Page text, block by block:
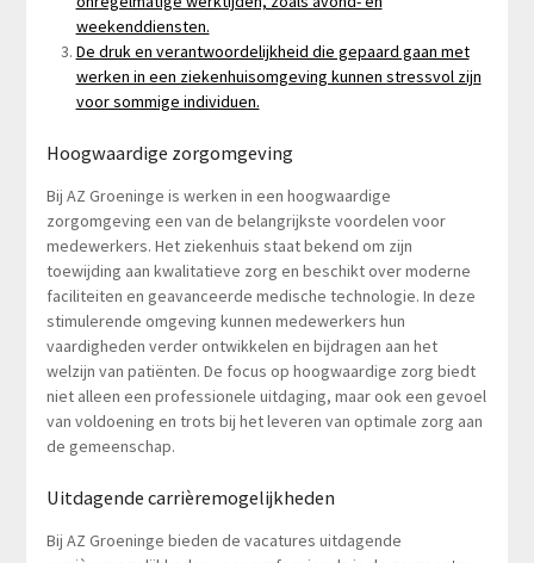
weekenddiensten.
De druk en verantwoordelijkheid die gepaard gaan met
werken in een ziekenhuisomgeving kunnen stressvol zijn
voor sommige individuen.
Hoogwaardige zorgomgeving
Bij AZ Groeninge is werken in een hoogwaardige
zorgomgeving een van de belangrijkste voordelen voor
medewerkers. Het ziekenhuis staat bekend om zijn
toewijding aan kwalitatieve zorg en beschikt over moderne
faciliteiten en geavanceerde medische technologie. In deze
stimulerende omgeving kunnen medewerkers hun
vaardigheden verder ontwikkelen en bijdragen aan het
welzijn van patiënten. De focus op hoogwaardige zorg biedt
niet alleen een professionele uitdaging, maar ook een gevoel
van voldoening en trots bij het leveren van optimale zorg aan
de gemeenschap.
Uitdagende carrièremogelijkheden
Bij AZ Groeninge bieden de vacatures uitdagende